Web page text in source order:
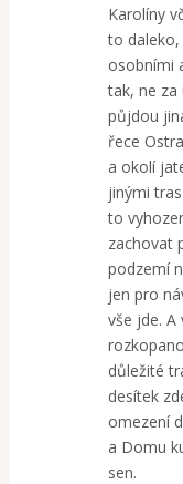
Karolíny
to
osobními
tak, ne za
půjdou
řece
a okolí
jinými
to
zachovat
podzemí
jen pro
vše jde.
důležité
desítek
omezení
a Domu
sen.